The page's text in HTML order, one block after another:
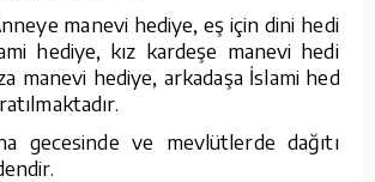
manevi hediye, eş için dini hediye,
hediye, kız kardeşe manevi hediye,
manevi hediye, arkadaşa İslami hediye
gecesinde ve mevlütlerde dağıtılan